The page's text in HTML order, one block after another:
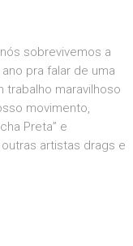
nós sobrevivemos a
pra falar de uma
trabalho maravilhoso
movimento,
Preta” e
artistas drags e